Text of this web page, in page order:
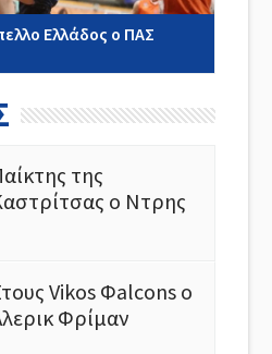
Ελλάδος ο ΠΑΣ
της
ο Ντρης
Vikos Φalcons ο
Φρίμαν